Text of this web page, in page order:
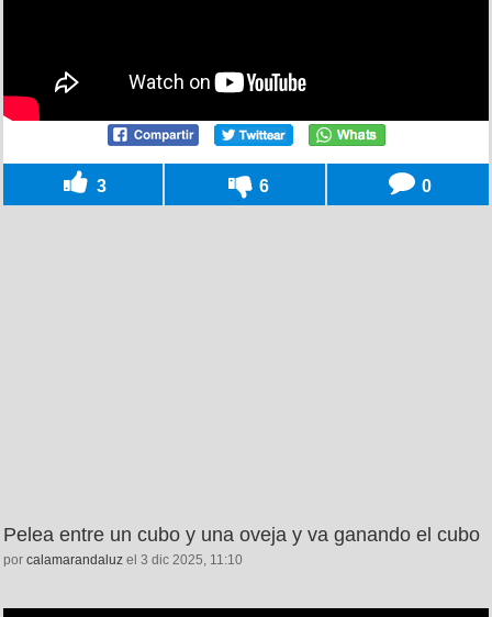
3 6 0
Pelea entre un cubo y una oveja y va ganando el cubo
por calamarandaluz el 3 dic 2025, 11:10